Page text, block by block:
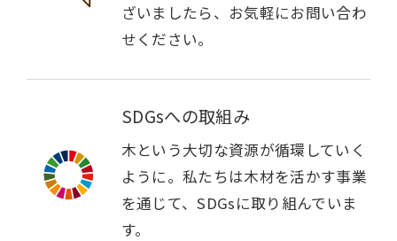
ざいましたら、お気軽にお問い合わ
せください。
SDGsへの取組み
木という大切な資源が循環していく
ように。私たちは木材を活かす事業
を通じて、SDGsに取り組んでいま
す。